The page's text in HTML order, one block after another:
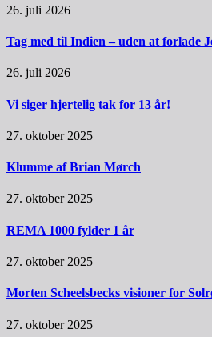
26. juli 2026
Tag med til Indien – uden at forlade
26. juli 2026
Vi siger hjertelig tak for 13 år!
27. oktober 2025
Klumme af Brian Mørch
27. oktober 2025
REMA 1000 fylder 1 år
27. oktober 2025
Morten Scheelsbecks visioner for
27. oktober 2025